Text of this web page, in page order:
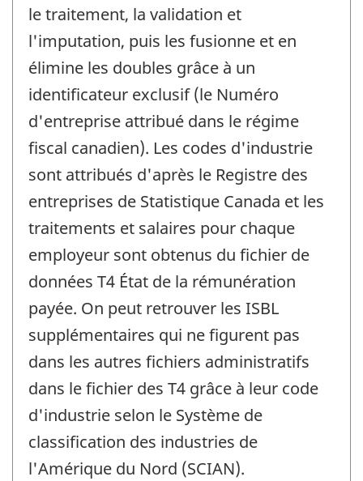
le traitement, la validation et
l'imputation, puis les fusionne et en
élimine les doubles grâce à un
identificateur exclusif (le Numéro
d'entreprise attribué dans le régime
fiscal canadien). Les codes d'industrie
sont attribués d'après le Registre des
entreprises de Statistique Canada et les
traitements et salaires pour chaque
employeur sont obtenus du fichier de
données T4 État de la rémunération
payée. On peut retrouver les ISBL
supplémentaires qui ne figurent pas
dans les autres fichiers administratifs
dans le fichier des T4 grâce à leur code
d'industrie selon le Système de
classification des industries de
l'Amérique du Nord (SCIAN).